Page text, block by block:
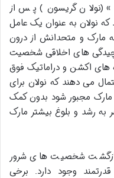
(نولان گریسون) پس از
نولان به عنوان یک عامل
به مارک و متحدانش از درون
های اخلاقی شخصیت
های اکشن و دراماتیک فوق
می دهند که نولان برای
مارک مجبور شود بدون کمک
به رشد و بلوغ بیشتر مارک
شخصیت های شرور
وجود دارد. برخی